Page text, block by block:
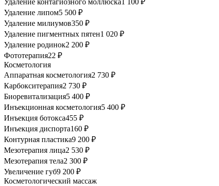
Удаление липом5 500 ₽
Удаление милиумов350 ₽
Удаление пигментных пятен1 020 ₽
Удаление родинок2 200 ₽
Фототерапия22 ₽
Косметология
Аппаратная косметология2 730 ₽
Карбокситерапия2 730 ₽
Биоревитализация5 400 ₽
Инъекционная косметология5 400 ₽
Инъекция ботокса455 ₽
Инъекция диспорта160 ₽
Контурная пластика9 200 ₽
Мезотерапия лица2 530 ₽
Мезотерапия тела2 300 ₽
Увеличение губ9 200 ₽
Косметологический массаж